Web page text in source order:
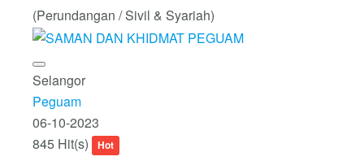
(Perundangan / Sivil & Syariah)
Selangor
Peguam
06-10-2023
845 Hit(s)
Hot